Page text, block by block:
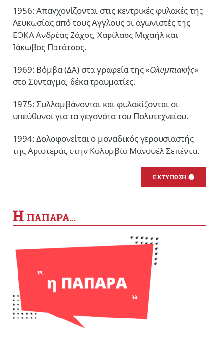
1956: Απαγχονίζονται στις κεντρικές φυλακές της
Λευκωσίας από τους Αγγλους οι αγωνιστές της
ΕΟΚΑ Ανδρέας Ζάχος, Χαρίλαος Μιχαήλ και
Ιάκωβος Πατάτσος.
1969: Βόμβα (ΔΑ) στα γραφεία της «Ολυμπιακής»
στο Σύνταγμα, δέκα τραυματίες.
1975: Συλλαμβάνονται και φυλακίζονται οι
υπεύθυνοι για τα γεγονότα του Πολυτεχνείου.
1994: Δολοφονείται ο μοναδικός γερουσιαστής
της Αριστεράς στην Κολομβία Μανουέλ Σεπέντα.
ΕΚΤΥΠΩΣΗ 🖨
Η ΠΑΠΑΡΑ…